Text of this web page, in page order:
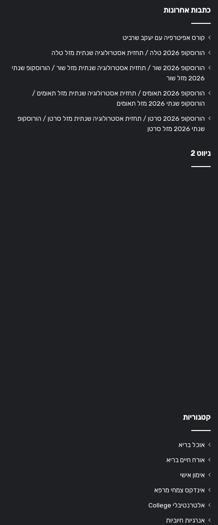
כתבות אחרונות
קורס אפיטרפיה עם יעקב שרביט
הורוסקופ 2026 טלה / תחזית אסטרולוגיה שנתית מזל טלה
הורוסקופ 2026 שור / תחזית אסטרולוגיה שנתית מזל שור / הורוסקופ שנתי
2026 מזל שור
הורוסקופ 2026 תאומים / תחזית אסטרולוגיה שנתית מזל תאומים /
הורוסקופ שנתי 2026 מזל תאומים
הורוסקופ 2026 סרטן / תחזית אסטרולוגיה שנתית מזל סרטן / הורוסקופ
שנתי 2026 מזל סרטן
ניווט 2
קטגוריות
אוכל בריא
אורח חיים בריא
אימון אישי
אינדקס צמחי מרפא
אלטרנטיבלי College
אנרגיות חיוביות